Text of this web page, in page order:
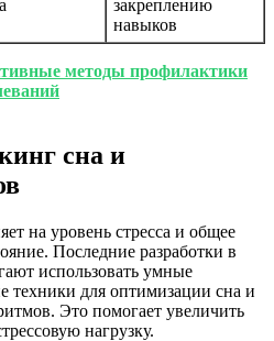
закреплению
навыков
методы профилактики
сна и
на уровень стресса и общее
Последние разработки в
использовать умные
техники для оптимизации сна и
Это помогает увеличить
нагрузку.